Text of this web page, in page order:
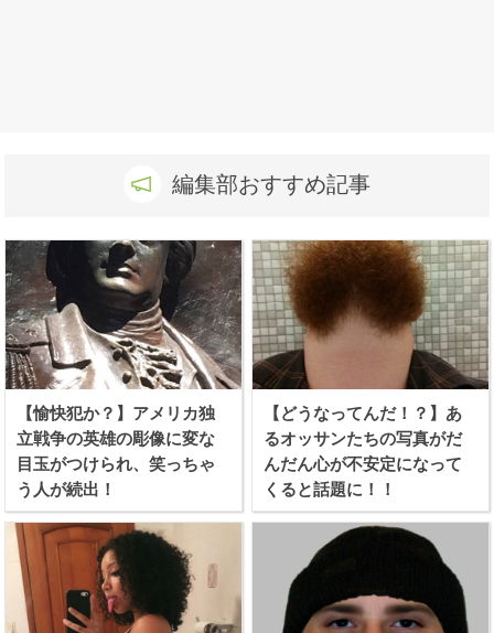
編集部おすすめ記事
【愉快犯か？】アメリカ独
立戦争の英雄の彫像に変な
目玉がつけられ、笑っちゃ
う人が続出！
【どうなってんだ！？】あ
るオッサンたちの写真がだ
んだん心が不安定になって
くると話題に！！